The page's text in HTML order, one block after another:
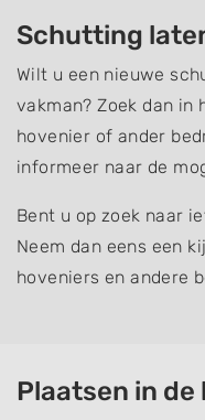
Schutting
Wilt u een nieuwe
vakman? Zoek dan
hovenier of ander
informeer naar de
Bent u op zoek naar
Neem dan eens een
hoveniers en andere
Plaatsen in